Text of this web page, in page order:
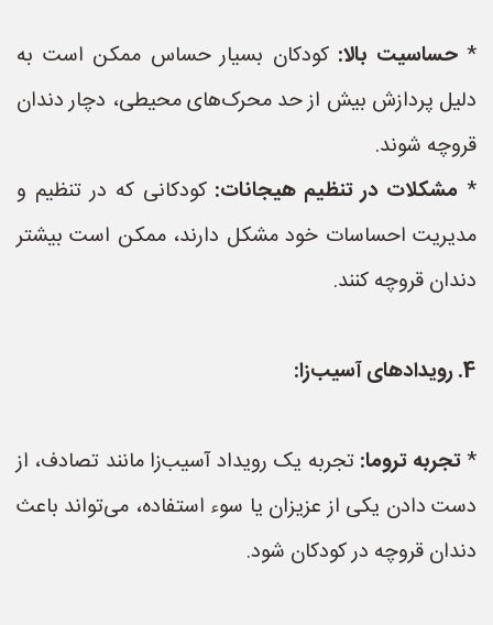
*حساسیت بالا: کودکان بسیار حساس ممکن است به
دلیل پردازش بیش از حد محرک‌های محیطی، دچار دندان
قروچه شوند.
* مشکلات در تنظیم هیجانات: کودکانی که در تنظیم و
مدیریت احساسات خود مشکل دارند، ممکن است بیشتر
دندان قروچه کنند.
4. رویدادهای آسیب‌زا:
*تجربه تروما: تجربه یک رویداد آسیب‌زا مانند تصادف، از
دست دادن یکی از عزیزان یا سوء استفاده، می‌تواند باعث
دندان قروچه در کودکان شود.